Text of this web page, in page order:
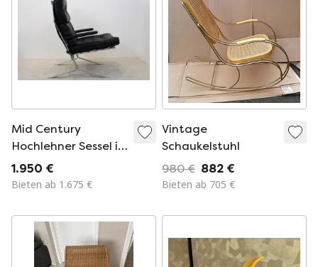
Mid Century
Hochlehner Sessel in
Chrom
1.950 €
Bieten ab 1.675 €
Vintage
Schaukelstuhl
980 € 882 €
Bieten ab 705 €